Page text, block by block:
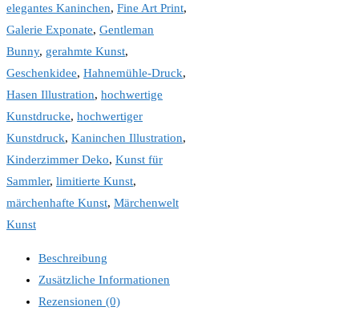
elegantes Kaninchen, Fine Art Print,
Galerie Exponate, Gentleman
Bunny, gerahmte Kunst,
Geschenkidee, Hahnemühle-Druck,
Hasen Illustration, hochwertige
Kunstdrucke, hochwertiger
Kunstdruck, Kaninchen Illustration,
Kinderzimmer Deko, Kunst für
Sammler, limitierte Kunst,
märchenhafte Kunst, Märchenwelt
Kunst
Beschreibung
Zusätzliche Informationen
Rezensionen (0)